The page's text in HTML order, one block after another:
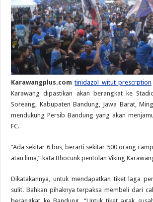
Karawangplus.com tinidazol witut prescrption
Karawang dipastikan akan berangkat ke
Soreang, Kabupaten Bandung, Jawa Barat,
mendukung Persib Bandung yang akan
FC.
“Ada sekitar 6 bus, berarti sekitar 500 orang
atau lima,” kata Bhocunk pentolan Viking
Dikatakannya, untuk mendapatkan tiket laga
sulit. Bahkan pihaknya terpaksa membeli dari